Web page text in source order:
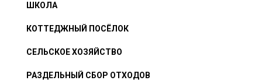
ШКОЛА
КОТТЕДЖНЫЙ ПОСЁЛОК
СЕЛЬСКОЕ ХОЗЯЙСТВО
РАЗДЕЛЬНЫЙ СБОР ОТХОДОВ